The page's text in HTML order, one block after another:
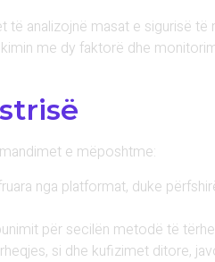
analizojnë masat e sigurisë të
me dy faktorë dhe
e mëposhtme:
nga platformat, duke
për secilën metodë të
si dhe kufizimet ditore,